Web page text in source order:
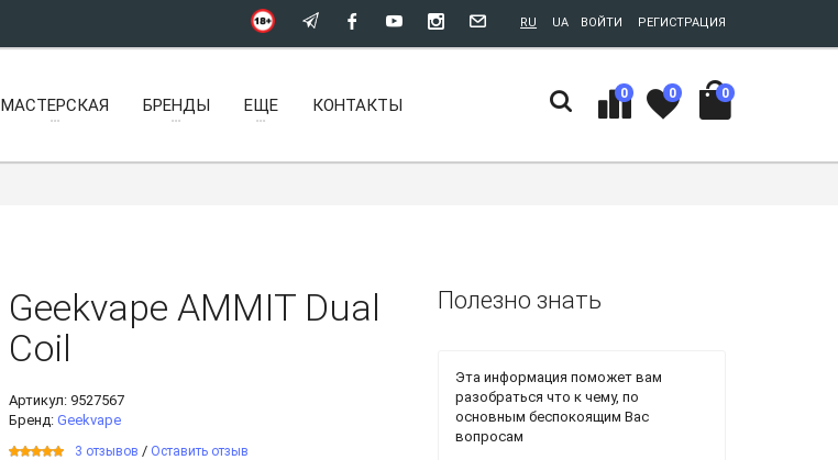
ВОЙТИ РЕГИСТРАЦИЯ
RU UA
0 0 0
МАСТЕРСКАЯ БРЕНДЫ ЕЩЕ КОНТАКТЫ
Geekvape AMMIT Dual
Coil
Артикул: 9527567
Бренд: Geekvape
3 отзывов / Оставить отзыв
Полезно знать
Эта информация поможет вам
разобраться что к чему, по
основным беспокоящим Вас
вопросам